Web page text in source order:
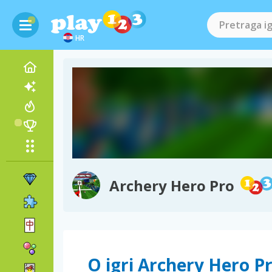
HR
Archery Hero Pro
O igri Archery Hero